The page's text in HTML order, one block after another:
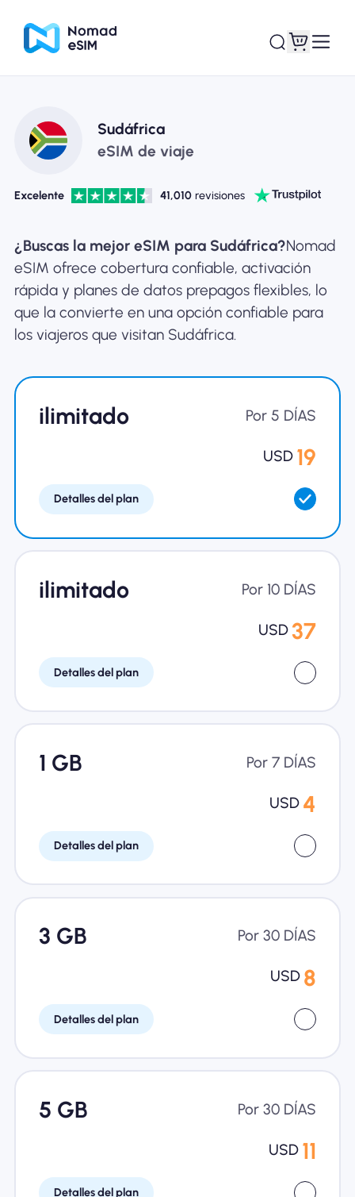
Entra / Registrarse
Acerca de eSIM
Para negocios
Sudáfrica
eSIM de viaje
Excelente 41,010 revisiones
¿Buscas la mejor eSIM para Sudáfrica?Nomad
eSIM ofrece cobertura confiable, activación
rápida y planes de datos prepagos flexibles, lo
que la convierte en una opción confiable para
los viajeros que visitan Sudáfrica.
ilimitado Por 5 DÍAS
USD 19
Detalles del plan
ilimitado Por 10 DÍAS
USD 37
Detalles del plan
1 GB Por 7 DÍAS
USD 4
Detalles del plan
3 GB Por 30 DÍAS
USD 8
Detalles del plan
5 GB Por 30 DÍAS
USD 11
Detalles del plan